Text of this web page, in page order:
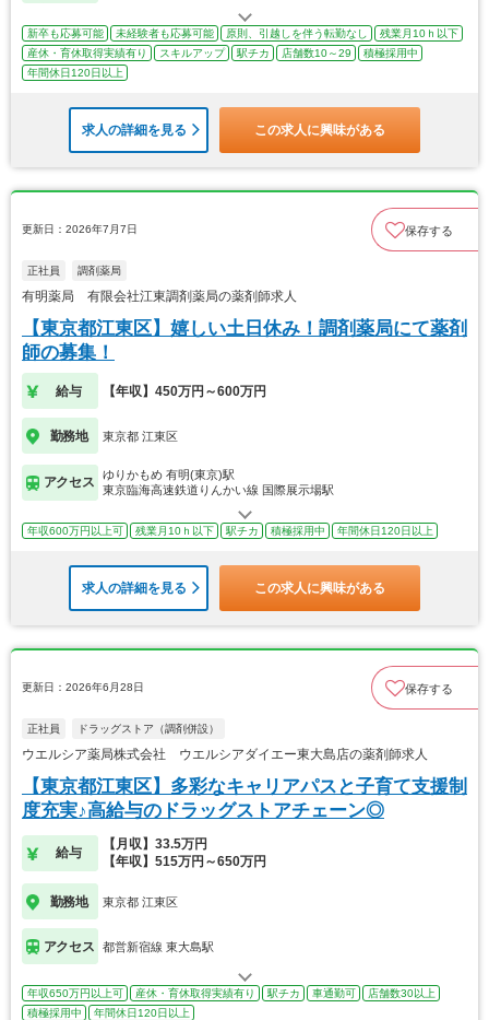
新卒も応募可能 未経験者も応募可能 原則、引越しを伴う転勤なし
残業月10ｈ以下
産休・育休取得実績有り
スキルアップ 駅チカ 店舗数10～29
積極採用中
年間休日120日以上
求人の詳細を見る この求人に興味がある
更新日：2026年7月7日 保存する
正社員 調剤薬局
有明薬局 有限会社江東調剤薬局の薬剤師求人
【東京都江東区】嬉しい土日休み！調剤薬局にて薬剤
師の募集！
給与 【年収】450万円～600万円
勤務地 東京都 江東区
アクセス
ゆりかもめ 有明(東京)駅
東京臨海高速鉄道りんかい線 国際展示場駅
年収600万円以上可 残業月10ｈ以下 駅チカ 積極採用中 年間休日120日以上
求人の詳細を見る この求人に興味がある
更新日：2026年6月28日 保存する
正社員 ドラッグストア（調剤併設）
ウエルシア薬局株式会社 ウエルシアダイエー東大島店の薬剤師求人
【東京都江東区】多彩なキャリアパスと子育て支援制
度充実♪高給与のドラッグストアチェーン◎
給与
【月収】33.5万円
【年収】515万円～650万円
勤務地 東京都 江東区
アクセス 都営新宿線 東大島駅
年収650万円以上可 産休・育休取得実績有り 駅チカ 車通勤可
店舗数30以上
積極採用中
年間休日120日以上